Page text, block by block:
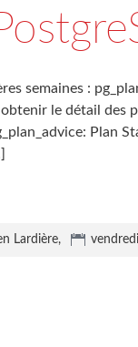
semaines :
obtenir le détail des
Plan
Lardière,